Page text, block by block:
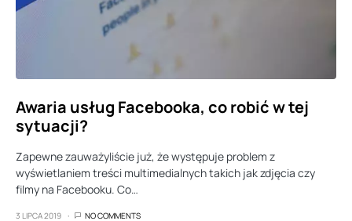
Awaria usług Facebooka, co robić w tej
sytuacji?
Zapewne zauważyliście już, że występuje problem z
wyświetlaniem treści multimedialnych takich jak zdjęcia czy
filmy na Facebooku. Co…
3 LIPCA 2019 NO COMMENTS